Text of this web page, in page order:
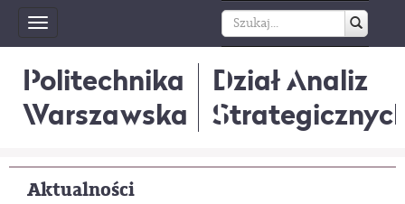
Toggle
navigation
Politechnika
Warszawska
Dział Analiz
Aktualności